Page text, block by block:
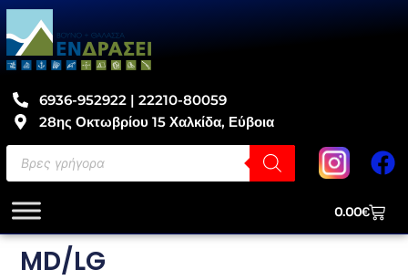
6936-952922 | 22210-80059
28ης Οκτωβρίου 15 Χαλκίδα, Εύβοια
0.00€
MD/LG